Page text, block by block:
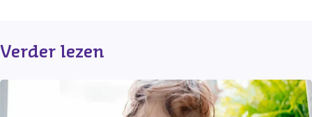
Verder lezen